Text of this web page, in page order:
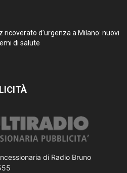
ricoverato d’urgenza a Milano: nuovi
di salute
di Radio Bruno